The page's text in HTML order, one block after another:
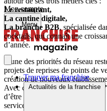
Mon compte
Menu
Trouver ma franchise
Actualités de la franchise
Le restaurant,
La cantine digitale,
La branche B2B, spécialisée
cocktails, qui connaît une
d’année.
L’une des priorités du réseau
projets de reprises de points de
création de nouveaux
Avec cette nouvelle étape,
d’être l’acteur de référence sur
service des entreprises